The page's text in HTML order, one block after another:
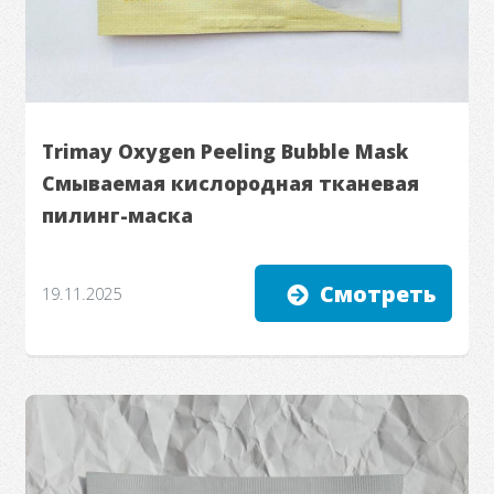
Trimay Oxygen Peeling Bubble Mask
Смываемая кислородная тканевая
пилинг-маска
19.11.2025 Смотреть